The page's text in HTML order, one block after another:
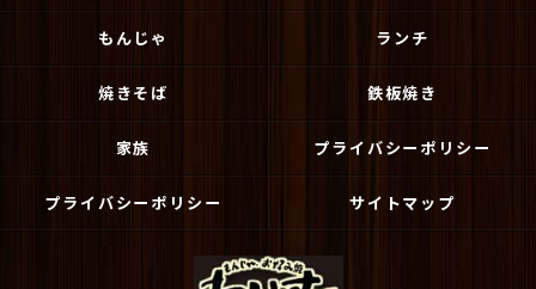
もんじゃ ランチ
焼きそば 鉄板焼き
家族 プライバシーポリシー
プライバシーポリシー サイトマップ